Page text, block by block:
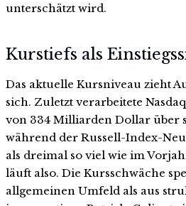
unterschätzt wird.
Kurstiefs als
Das aktuelle Kursniveau zieht
sich. Zuletzt verarbeitete
von 334 Milliarden Dollar über
während der Russell-Index-
als dreimal so viel wie im
läuft also. Die Kursschwäche
allgemeinen Umfeld als aus